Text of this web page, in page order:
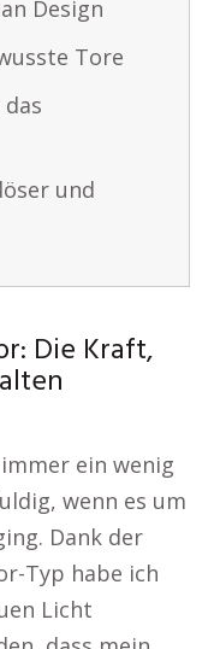
Design
Tore
und
Die Kraft,
ein wenig
wenn es um
Dank der
Typ habe ich
Licht